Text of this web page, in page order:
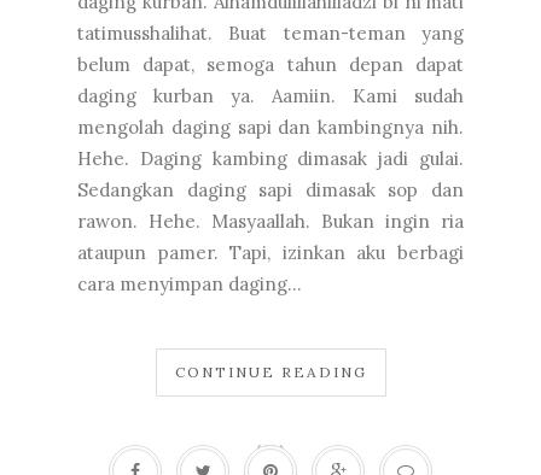
tatimusshalihat. Buat teman-teman yang
belum dapat, semoga tahun depan dapat
daging kurban ya. Aamiin. Kami sudah
mengolah daging sapi dan kambingnya nih.
Hehe. Daging kambing dimasak jadi gulai.
Sedangkan daging sapi dimasak sop dan
rawon. Hehe. Masyaallah. Bukan ingin ria
ataupun pamer. Tapi, izinkan aku berbagi
cara menyimpan daging...
CONTINUE READING